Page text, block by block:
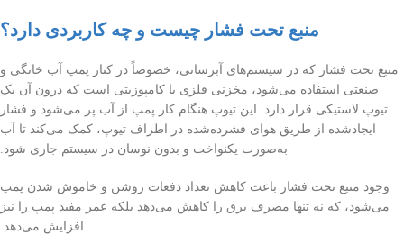
منبع تحت فشار چیست و چه کاربردی دارد؟
منبع تحت فشار که در سیستم‌های آبرسانی، خصوصاً در کنار پمپ آب خانگی و
صنعتی استفاده می‌شود، مخزنی فلزی یا کامپوزیتی است که درون آن یک
تیوپ لاستیکی قرار دارد. این تیوپ هنگام کار پمپ از آب پر می‌شود و فشار
ایجادشده از طریق هوای فشرده‌شده در اطراف تیوپ، کمک می‌کند تا آب
به‌صورت یکنواخت و بدون نوسان در سیستم جاری شود.
وجود منبع تحت فشار باعث کاهش تعداد دفعات روشن و خاموش شدن پمپ
می‌شود، که نه تنها مصرف برق را کاهش می‌دهد بلکه عمر مفید پمپ را نیز
افزایش می‌دهد.